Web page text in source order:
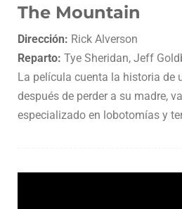
The Mountain
Dirección: Rick Alverson
Reparto: Tye Sheridan, Jeff
La película cuenta la historia de
después de perder a su madre,
especializado en lobotomías y